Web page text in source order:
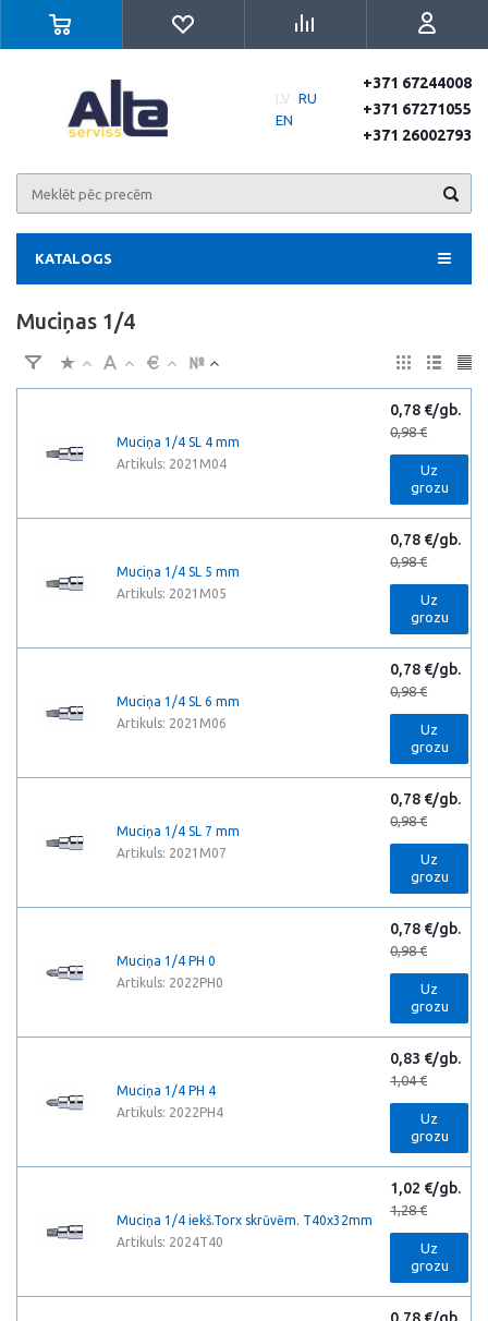
LV RU
EN
+371 67244008
+371 67271055
+371 26002793
KATALOGS
Muciņas 1/4
Muciņa 1/4 SL 4 mm
Artikuls: 2021M04
0,78 €/gb.
0,98 €
Uz
grozu
Muciņa 1/4 SL 5 mm
Artikuls: 2021M05
0,78 €/gb.
0,98 €
Uz
grozu
Muciņa 1/4 SL 6 mm
Artikuls: 2021M06
0,78 €/gb.
0,98 €
Uz
grozu
Muciņa 1/4 SL 7 mm
Artikuls: 2021M07
0,78 €/gb.
0,98 €
Uz
grozu
Muciņa 1/4 PH 0
Artikuls: 2022PH0
0,78 €/gb.
0,98 €
Uz
grozu
Muciņa 1/4 PH 4
Artikuls: 2022PH4
0,83 €/gb.
1,04 €
Uz
grozu
Muciņa 1/4 iekš.Torx skrūvēm. T40x32mm
Artikuls: 2024T40
1,02 €/gb.
1,28 €
Uz
grozu